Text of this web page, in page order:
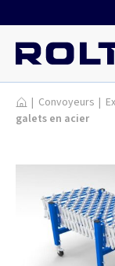
Produits
| Convoyeurs |
galets en acier